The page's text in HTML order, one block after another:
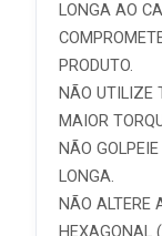
LONGA AO
PRODUTO.
NÃO UTILIZE
MAIOR
NÃO
LONGA.
NÃO ALTERE
HEXAGONAL